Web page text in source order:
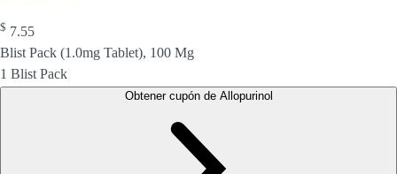
$ 7.55
Blist Pack (1.0mg Tablet), 100 Mg
1 Blist Pack